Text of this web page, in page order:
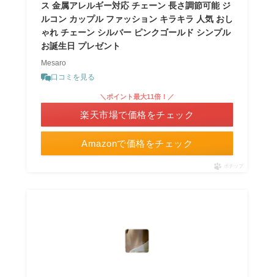
ス 金属アレルギー対応 チェーン 長さ調節可能 ジ
ルコン カップル ファッション キラキラ 人気 おし
ゃれ チェーン シルバー ピンクゴールド シンプル
お誕生日 プレゼント
Mesaro
口コミを見る
Amazonで価格をチェック
＼ポイント最大11倍！／
楽天市場で価格をチェック
ポチップ